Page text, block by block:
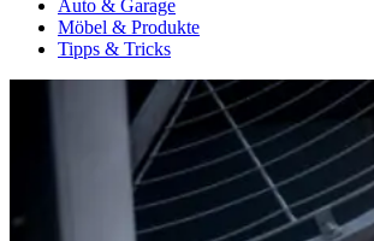
Auto & Garage
Möbel & Produkte
Tipps & Tricks